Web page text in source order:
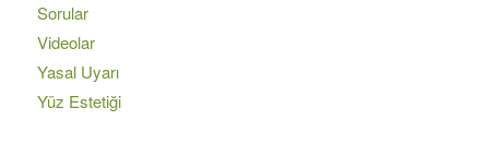
Sorular
Videolar
Yasal Uyarı
Yüz Estetiği